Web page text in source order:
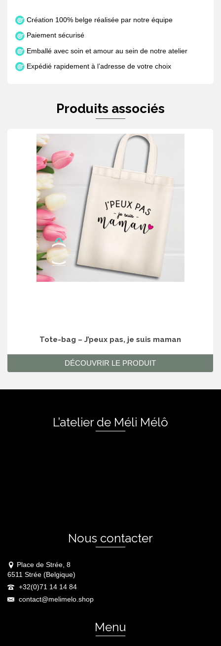
Création 100% belge réalisée par notre équipe
Paiement sécurisé
Emballé avec soin et amour au sein de notre atelier
Expédié rapidement à l’adresse de votre choix
Produits associés
Tote-bag – J’peux pas, je suis maman
DÉCOUVRIR LE PRODUIT
L’atelier de Méli Mélô
Nous contacter
Place de Strée, 8
6511 Strée (Belgique)
+32(0)71 14 14 84
contact@melimelo.shop
Menu